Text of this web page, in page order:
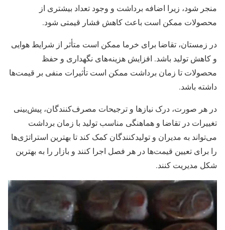
منجر شود، زیرا اضافه برداشت و وجود تعداد بیشتری از
محصولات ممکن است باعث کاهش فشار قیمتی شود.
در زمستان، تقاضا برای خرما ممکن است متأثر از شرایط هوایی
و کاهش تولید باشد. افزایش هزینه‌های نگهداری و حفظ
محصولات تا زمان برداشت ممکن است تأثیرات منفی بر قیمت‌ها
داشته باشد.
در هر صورت، درک نیازها و ترجیحات مصرف‌کنندگان، پیش‌بینی
تغییرات در تقاضا و هماهنگی مناسب تولید با زمان برداشت
می‌تواند به مدیران و تولیدکنندگان کمک کند تا بهترین استراتژی‌ها
را برای تعیین قیمت‌ها در هر فصل اجرا کنند و بازار را به بهترین
شکل مدیریت کنند.